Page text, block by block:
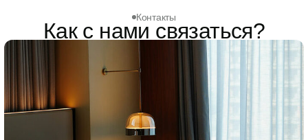
Контакты
Как с нами связаться?